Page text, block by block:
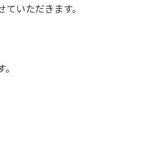
合は素直に耳を傾け、指示に従
いただきます。